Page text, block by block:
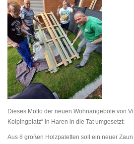
Dieses Motto der neuen Wohnangebote von
Kolpingplatz“ in Haren in die Tat umgesetzt:
Aus 8 großen Holzpaletten soll ein neuer